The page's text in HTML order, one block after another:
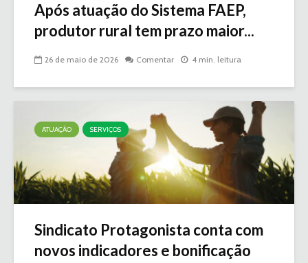
Após atuação do Sistema FAEP,
produtor rural tem prazo maior...
26 de maio de 2026 Comentar 4 min. leitura
ATUAÇÃO SERVIÇOS
Sindicato Protagonista conta com
novos indicadores e bonificação